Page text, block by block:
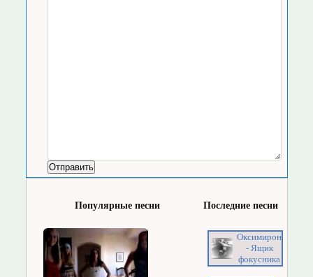
Популярные песни Последние песни
Оксимирон
- Ящик
фокусника